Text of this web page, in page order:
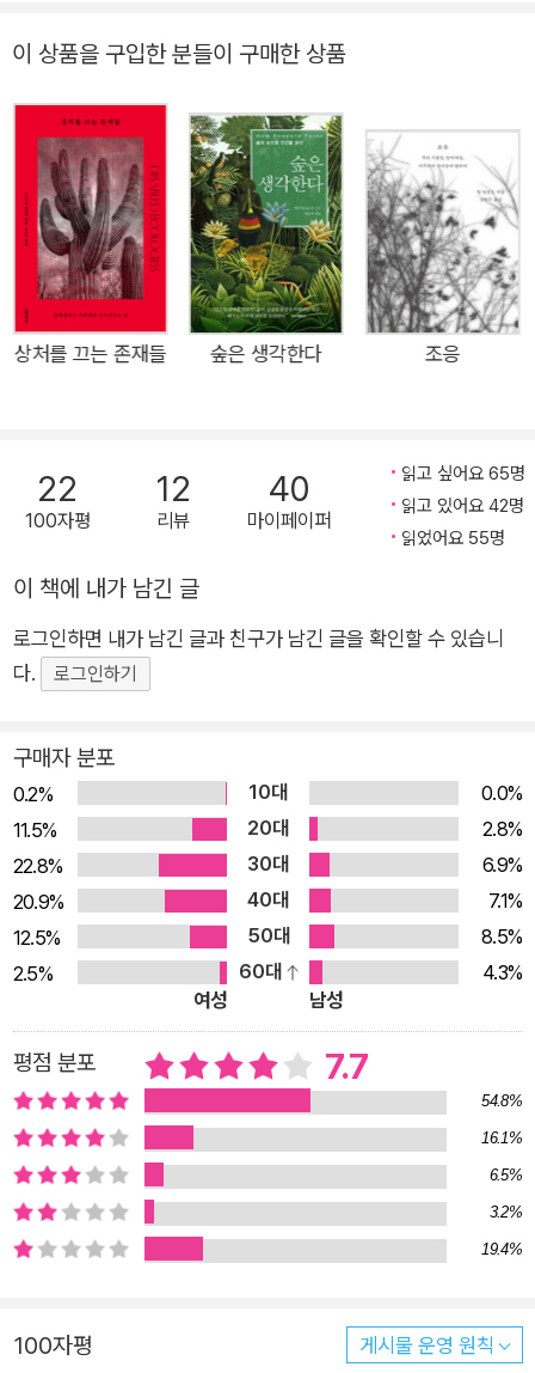
존과 이상한 신세계 ★★★ 빅터 터너상 2016년 수상 ★★★
서상 2016년 최종 후보작 ★★★ 『커커스 리뷰』 자연 및 여행
분야 2015년 최고의 책 ★★★ 『커커스 리뷰』 과학 분야 2015
년 최고의 책 ★★★ 『플레이버와이어』 2015년 베스트 10 학술
서 ★★★ 『타임스』 2015년 최고의 책 “삶이 엉망이 되어갈 때
여러분은 무엇을 하는가? 나는 산책을 한다. 그리고 운이 좋으면
버섯을 발견한다.” 불확정성과 불안정성의 상황, 안전성에 대한
약속이 부재하는 삶을 탐구하기 위해 버섯과 함께 떠난 여행 이야
기 『세계 끝의 버섯』은 우리 시대의 가장 이상한 상품사슬의 하나
핀란드의 자연 가이드 등 송이버섯을 채집하는 사람들을 만난다.
그 사이의 밴쿠버에서는 시간제로 호출되어 송이버섯을 분류하
여기저기에서 활기 넘치는 독특한 경매 현장과 도쿄의 경매 시장
으로 이어지는 송이버섯 무역의 다양한 세계를 목격하게 된다. 송
이버섯을 둘러싼 이 동료들이 우리를 곰팡이 생태와 숲의 역사로
안내할 것이다. 어쩌면 인간이 대량으로 파괴한 시대에 공존과 동
송이버섯 채집인의 역사와 현재를 추적하는 과정에서는 송이버
섯, 풍경, 전쟁, 자유, 자본주의 사이에 기묘하게 얽힌 이야기가
소설처럼 펼쳐진다. 저자는 채집, 임업을 비롯해 균류학과 DNA
연구, 존 케이지의 음악에 이르기까지 다양한 주제를 넘나든다.
송이버섯은 세계에서 가장 값비싼 버섯인데, 북반구 전역에 걸쳐
인간이 교란한 숲에서만 자라며, 인공적으로 재배하려고 노력했
지만 실패했다. “송이버섯은 언제나 관계 속에 있고, 그래서 특정
장소에 존재하기 때문”이다. 송이버섯은 나무와 공생하는 특별한
능력을 통해 척박한 곳에서 숲이 자랄 수 있도록 도와준다. 놀라
운 점은 송이버섯을 둘러싼 이 다양한 이야기들이 단순한 버섯 이
야기를 훨씬 넘어서는 영역에 대한 통찰력을 제공한다는 것이다.
이 책은 송이버섯을 통해 우리 시대와 관련한 중요한 질문을 제기
한다. 폭탄 맞은 풍경 속의 송이버섯 자본주의적 파괴와 다종의
풍경 속에서 협력적 생존은 어떻게 가능한가? 히로시마가 원자
폭탄으로 파괴됐을 때, 폭탄 맞은 풍경 속에서 처음 등장한 생물
어난 이후에도 바지런하고 탄력 있는 균류가 가장 먼저 등장했다
고 한다. 로키산맥의 한 지류인 캐스케이드산맥 여기저기 황폐한
이 상품을 구입한 분들이 구매한 상품
상처를 끄는 존재들 숲은 생각한다 조응
22
100자평
12
리뷰
40
마이페이퍼
읽고 싶어요 65명
읽고 있어요 42명
읽었어요 55명
이 책에 내가 남긴 글
로그인하면 내가 남긴 글과 친구가 남긴 글을 확인할 수 있습니
다.
로그인하기
구매자 분포
0.2% 10대
0.0%
11.5%
20대
2.8%
22.8%
30대
6.9%
20.9%
40대
7.1%
12.5%
50대
8.5%
2.5%
60대
4.3%
여성
남성
평점 분포 7.7
54.8%
16.1%
6.5%
3.2%
19.4%
100자평 게시물 운영 원칙